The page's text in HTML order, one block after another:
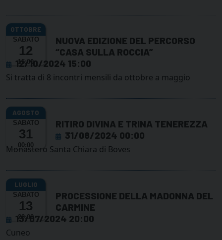
SABATO
12
15:00
NUOVA EDIZIONE DEL PERCORSO
“CASA SULLA ROCCIA”
12/10/2024 15:00
Si tratta di 8 incontri mensili da ottobre a maggio
SABATO
31
00:00
RITIRO DIVINA E TRINA TENEREZZA
31/08/2024 00:00
Monastero Santa Chiara di Boves
SABATO
13
20:00
PROCESSIONE DELLA MADONNA DEL
CARMINE
13/07/2024 20:00
Cuneo